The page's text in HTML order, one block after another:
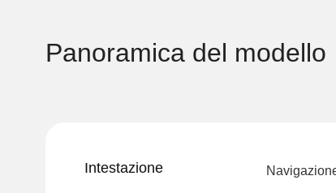
Panoramica del modello
Intestazione